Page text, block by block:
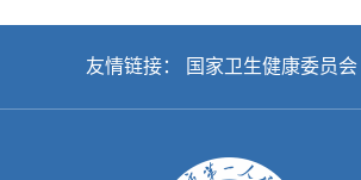
友情链接： 国家卫生健康委员会